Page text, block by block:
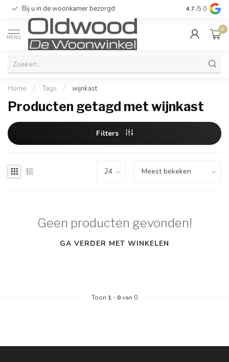
Bij u in de woonkamer bezorgd Kwaliteit &
4.7 /5.0
MENU
0
Home / Tags / wijnkast
Producten getagd met wijnkast
Filters
Geen producten gevonden!
GA VERDER MET WINKELEN
Toon 1 - 0van 0